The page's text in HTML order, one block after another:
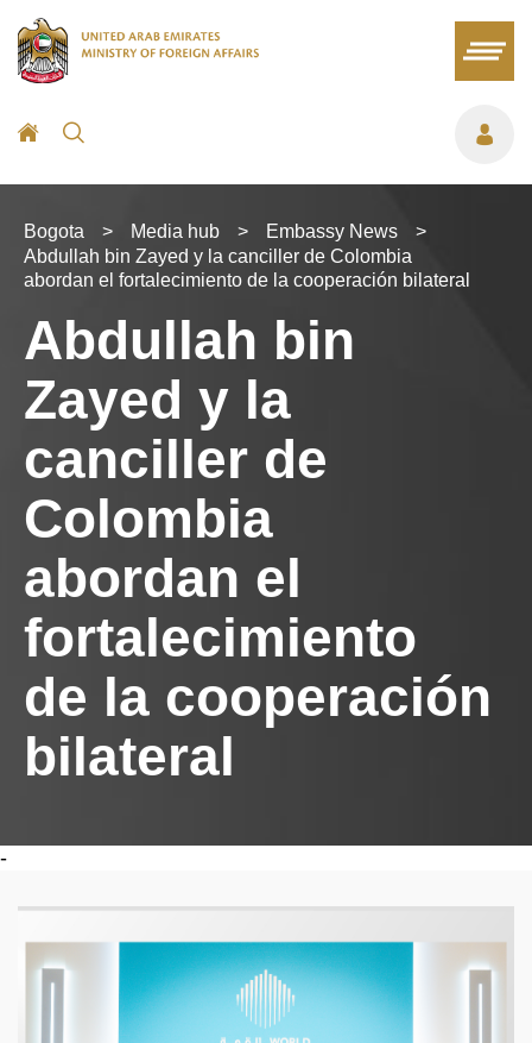
Bogota > Media hub > Embassy News
>
Abdullah bin Zayed y la canciller de Colombia
abordan el fortalecimiento de la cooperación bilateral
Abdullah bin
Zayed y la
canciller de
Colombia
abordan el
fortalecimiento
de la cooperación
bilateral
-